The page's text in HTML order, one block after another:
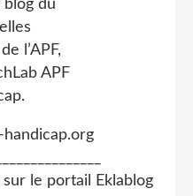
sur le portail Eklablog